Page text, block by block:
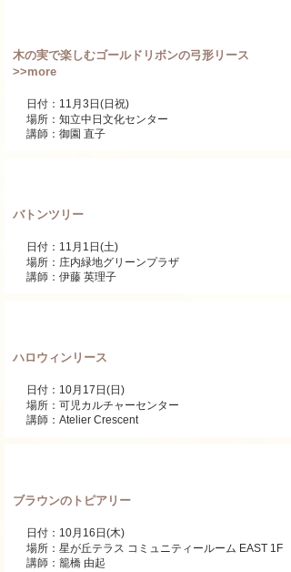
木の実で楽しむゴールドリボンの弓形リース
>>more
日付：11月3日(日祝)
場所：知立中日文化センター
講師：御園 直子
バトンツリー
日付：11月1日(土)
場所：庄内緑地グリーンプラザ
講師：伊藤 英理子
ハロウィンリース
日付：10月17日(日)
場所：可児カルチャーセンター
講師：Atelier Crescent
ブラウンのトピアリー
日付：10月16日(木)
場所：星が丘テラス コミュニティールーム EAST 1F
講師：籠橋 由起